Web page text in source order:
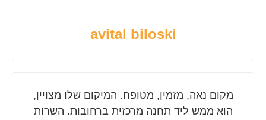
avital biloski
מקום נאה, מזמין, מטופח. המיקום שלו מצויין,
הוא ממש ליד תחנה מרכזית ברחובות. השרות